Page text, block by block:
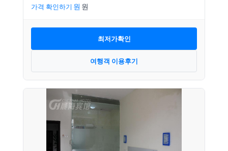
가격 확인하기
최저가확인
여행객 이용후기